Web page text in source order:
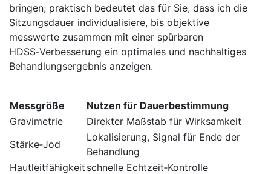
bringen; praktisch bedeutet das für⁣ Sie, dass‍ ich die
Sitzungsdauer individualisiere, bis⁣ objektive‍
messwerte ⁤zusammen mit einer spürbaren
HDSS‑Verbesserung ein optimales und nachhaltiges
⁢Behandlungsergebnis anzeigen. ⁢
Messgröße
Nutzen für Dauerbestimmung
Gravimetrie
Direkter Maßstab für ⁣Wirksamkeit
Stärke‑Jod
Lokalisierung, Signal für ⁤Ende ⁢der⁣
Behandlung
Hautleitfähigkeit schnelle Echtzeit‑Kontrolle